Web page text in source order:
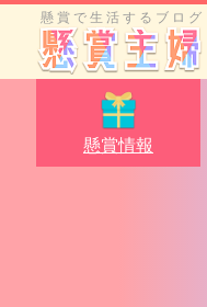
懸賞で生活するブログ
懸賞情報